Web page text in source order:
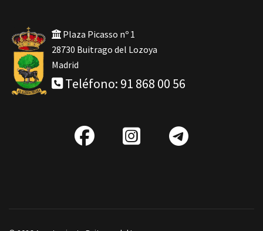
Plaza Picasso nº 1
28730 Buitrago del Lozoya
Madrid
Teléfono: 91 868 00 56
fab
IG